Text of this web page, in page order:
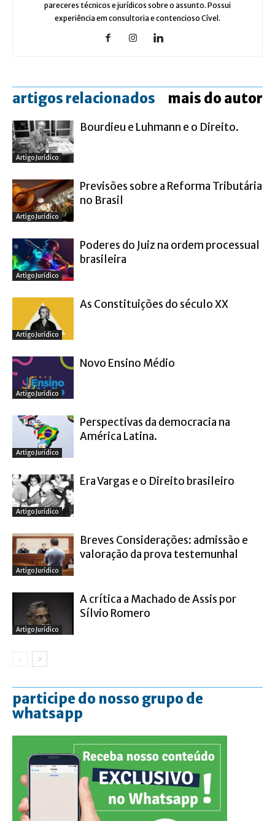
pareceres técnicos e jurídicos sobre o assunto. Possui
experiência em consultoria e contencioso Cível.
artigos relacionados mais do autor
Artigo Jurídico
Bourdieu e Luhmann e o Direito.
Artigo Jurídico
Previsões sobre a Reforma Tributária
no Brasil
Artigo Jurídico
Poderes do Juiz na ordem processual
brasileira
Artigo Jurídico
As Constituições do século XX
Artigo Jurídico
Novo Ensino Médio
Artigo Jurídico
Perspectivas da democracia na
América Latina.
Artigo Jurídico
Era Vargas e o Direito brasileiro
Artigo Jurídico
Breves Considerações: admissão e
valoração da prova testemunhal
Artigo Jurídico
A crítica a Machado de Assis por
Sílvio Romero
participe do nosso grupo de
whatsapp